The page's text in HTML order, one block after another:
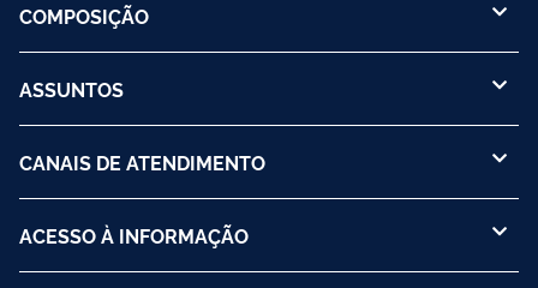
COMPOSIÇÃO
ASSUNTOS
CANAIS DE ATENDIMENTO
ACESSO À INFORMAÇÃO